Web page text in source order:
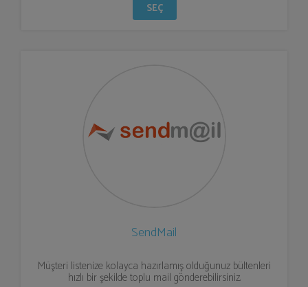
SEÇ
SendMail
Müşteri listenize kolayca hazırlamış olduğunuz bültenleri
hızlı bir şekilde toplu mail gönderebilirsiniz.